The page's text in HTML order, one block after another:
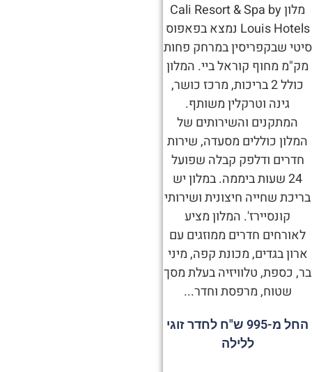
מלון Cali Resort & Spa by
Louis Hotels נמצא בפאפוס
שבקפריסין במרחק פחות
מחוף קוראל ביי. המלון
כולל 2 בריכות, מרכז כושר,
גינה וטרקלין משותף.
המתקנים והשירותים של
כוללים מסעדה, שירות
חדרים ודלפק קבלה שפועל
24 שעות ביממה. במלון יש
שחייה חיצונית ושירותי
קונסיירז'. המלון מציע
לאורחים חדרים ממוזגים עם
בגדים, מכונת קפה, מיני
כספת, טלוויזיה בעלת מסך
שטוח, מרפסת וחדר...
החל מ-995 ש"ח לחדר זוגי
ללילה